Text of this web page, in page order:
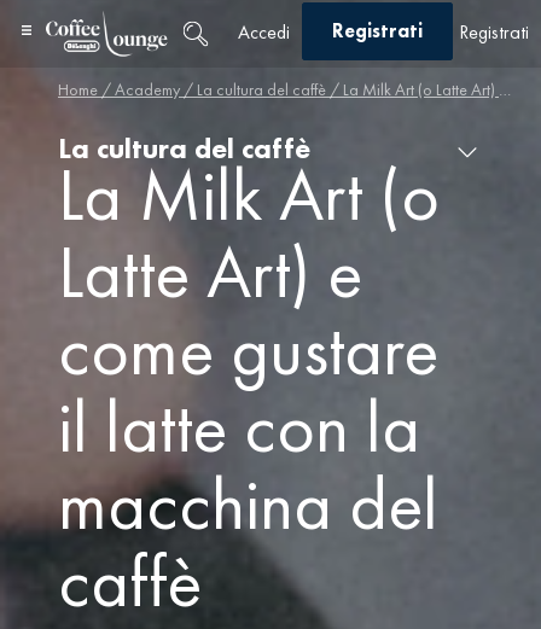
Accedi Registrati Registrati
Home /Academy / La cultura del caffè / La Milk Art (o Latte Art) e come gustare il latte con la macchina del caffè
La cultura del caffè
La Milk Art (o
Latte Art) e
come gustare
il latte con la
macchina del
caffè